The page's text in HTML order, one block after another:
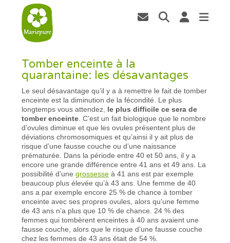
Tomber enceinte à la
quarantaine: les désavantages
Le seul désavantage qu’il y a à remettre le fait de tomber
enceinte est la diminution de la fécondité. Le plus
longtemps vous attendez, le plus difficile ce sera de
tomber enceinte . C’est un fait biologique que le nombre
d’ovules diminue et que les ovules présentent plus de
déviations chromosomiques et qu’ainsi il y ait plus de
risque d’une fausse couche ou d’une naissance
prématurée. Dans la période entre 40 et 50 ans, il y a
encore une grande différence entre 41 ans et 49 ans. La
possibilité d’unegrossesse à 41 ans est par exemple
beaucoup plus élevée qu’à 43 ans. Une femme de 40
ans a par exemple encore 25 % de chance à tomber
enceinte avec ses propres ovules, alors qu’une femme
de 43 ans n’a plus que 10 % de chance. 24 % des
femmes qui tombèrent enceintes à 40 ans avaient une
fausse couche, alors que le risque d’une fausse couche
chez les femmes de 43 ans était de 54 %.